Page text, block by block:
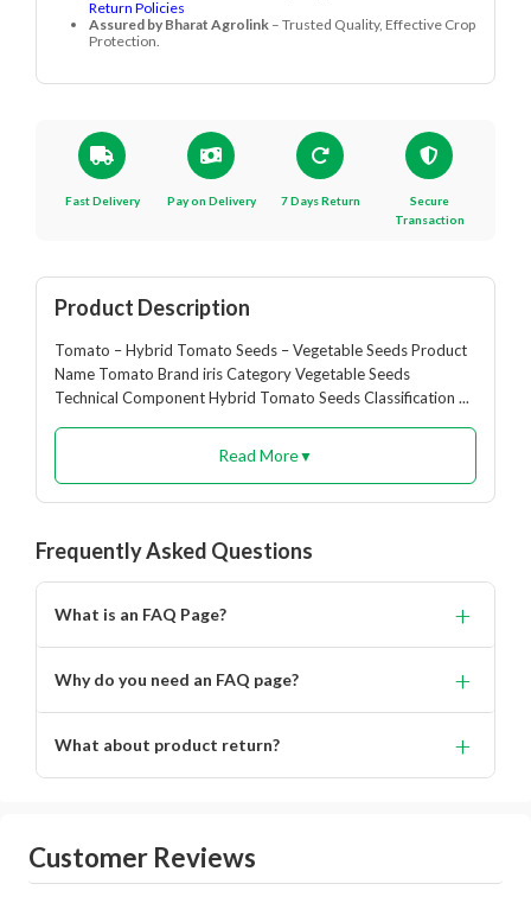
Return Policies
Assured by Bharat Agrolink – Trusted Quality, Effective Crop
Protection.
Fast Delivery Pay on Delivery 7 Days Return
Secure
Transaction
Product Description
Tomato – Hybrid Tomato Seeds – Vegetable Seeds Product
Name Tomato Brand iris Category Vegetable Seeds
Technical Component Hybrid Tomato Seeds Classification ...
Read More▼
Frequently Asked Questions
What is an FAQ Page? +
Why do you need an FAQ page? +
What about product return? +
Customer Reviews